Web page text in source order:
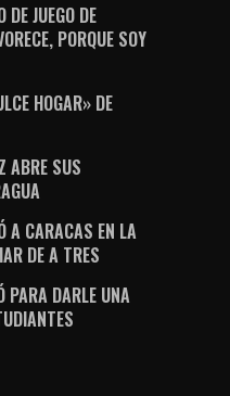
DE JUEGO DE
PORQUE SOY
HOGAR» DE
ABRE SUS
A CARACAS EN LA
DE A TRES
PARA DARLE UNA